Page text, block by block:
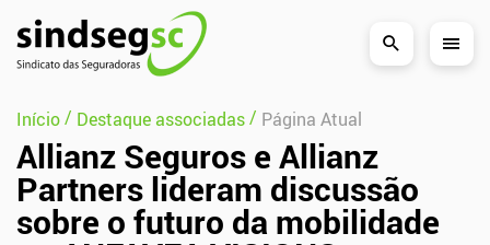
Pular Navegação (s)
Início/ Destaque associadas/ Página Atual
Allianz Seguros e Allianz
Partners lideram discussão
sobre o futuro da mobilidade